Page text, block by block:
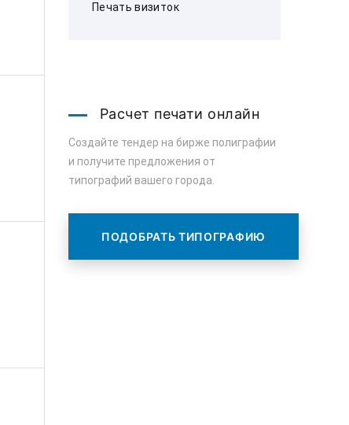
Печать визиток
Расчет печати онлайн
Создайте тендер на бирже полиграфии
и получите предложения от
типографий вашего города.
ПОДОБРАТЬ ТИПОГРАФИЮ